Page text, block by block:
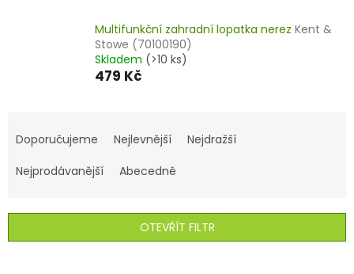
Multifunkční zahradní lopatka nerez Kent &
Stowe (70100190)
Skladem (>10 ks)
479 Kč
a
e
í
r
Doporučujeme Nejlevnější
Nejdražší
Nejprodávanější
Abecedně
OTEVŘÍT FILTR